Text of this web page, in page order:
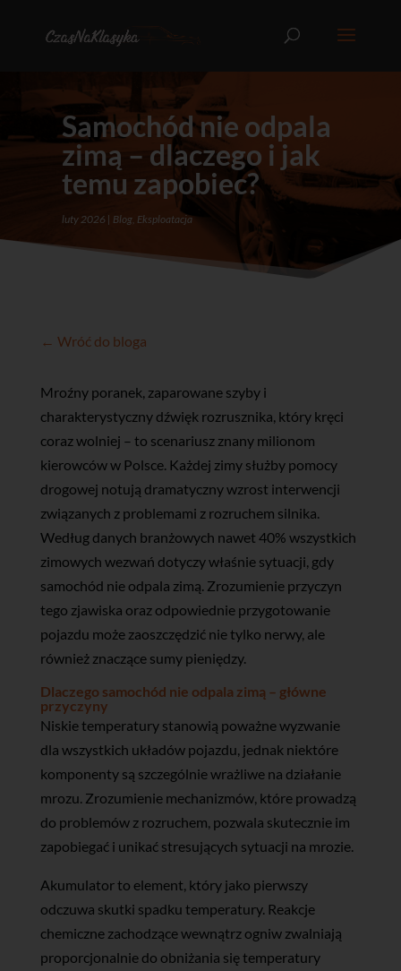
Samochód nie odpala
zimą – dlaczego i jak
temu zapobiec?
luty 2026 Blog, Eksploatacja
← Wróć do bloga
Mroźny poranek, zaparowane szyby i
charakterystyczny dźwięk rozrusznika, który kręci
coraz wolniej – to scenariusz znany milionom
kierowców w Polsce. Każdej zimy służby pomocy
drogowej notują dramatyczny wzrost interwencji
związanych z problemami z rozruchem silnika.
Według danych branżowych nawet 40% wszystkich
zimowych wezwań dotyczy właśnie sytuacji, gdy
samochód nie odpala zimą. Zrozumienie przyczyn
tego zjawiska oraz odpowiednie przygotowanie
pojazdu może zaoszczędzić nie tylko nerwy, ale
również znaczące sumy pieniędzy.
Dlaczego samochód nie odpala zimą – główne
przyczyny
Niskie temperatury stanowią poważne wyzwanie
dla wszystkich układów pojazdu, jednak niektóre
komponenty są szczególnie wrażliwe na działanie
mrozu. Zrozumienie mechanizmów, które prowadzą
do problemów z rozruchem, pozwala skutecznie im
zapobiegać i unikać stresujących sytuacji na mrozie.
Akumulator to element, który jako pierwszy
odczuwa skutki spadku temperatury. Reakcje
chemiczne zachodzące wewnątrz ogniw zwalniają
proporcjonalnie do obniżania się temperatury